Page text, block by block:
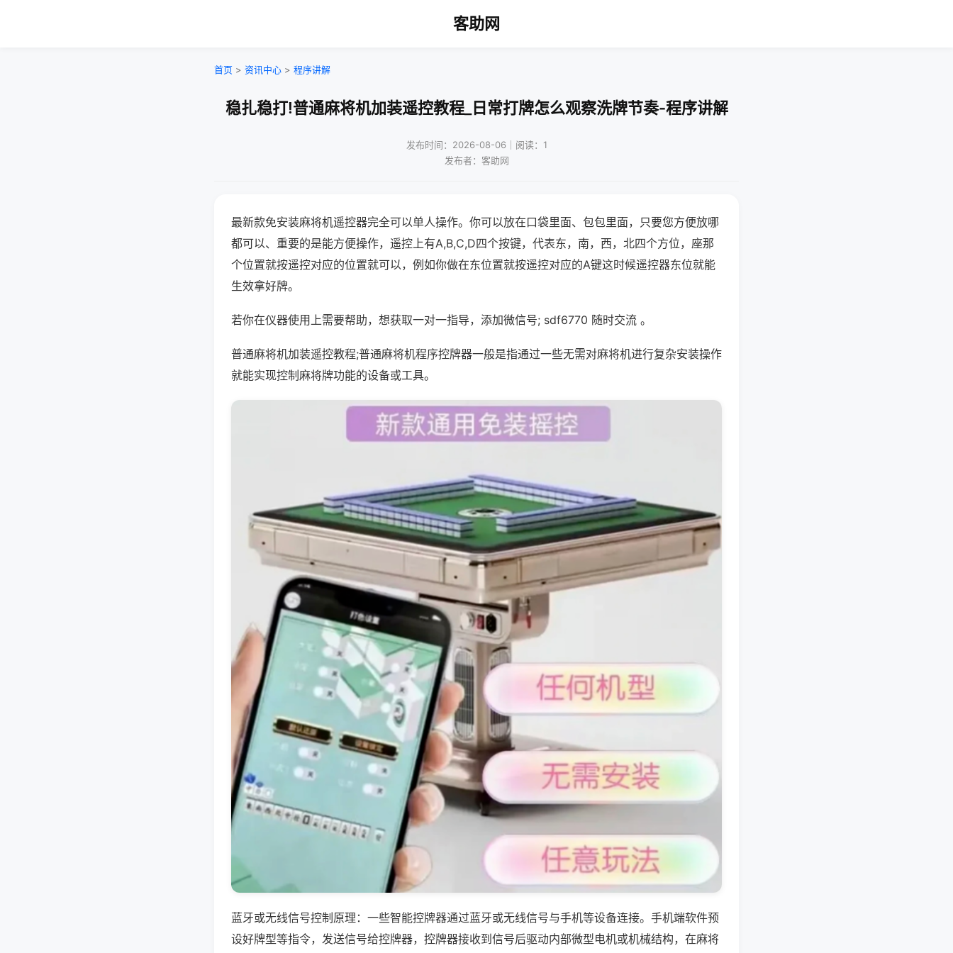
客助网
首页 > 资讯中心 > 程序讲解
稳扎稳打!普通麻将机加装遥控教程_日常打牌怎么观察洗牌节奏-程序讲解
发布时间：2026-08-06｜阅读：1
发布者：客助网
最新款免安装麻将机遥控器完全可以单人操作。你可以放在口袋里面、包包里面，只要您方便放哪
都可以、重要的是能方便操作，遥控上有A,B,C,D四个按键，代表东，南，西，北四个方位，座那
个位置就按遥控对应的位置就可以，例如你做在东位置就按遥控对应的A键这时候遥控器东位就能
生效拿好牌。
若你在仪器使用上需要帮助，想获取一对一指导，添加微信号; sdf6770 随时交流 。
普通麻将机加装遥控教程;普通麻将机程序控牌器一般是指通过一些无需对麻将机进行复杂安装操作
就能实现控制麻将牌功能的设备或工具。
蓝牙或无线信号控制原理：一些智能控牌器通过蓝牙或无线信号与手机等设备连接。手机端软件预
设好牌型等指令，发送信号给控牌器，控牌器接收到信号后驱动内部微型电机或机械结构，在麻将